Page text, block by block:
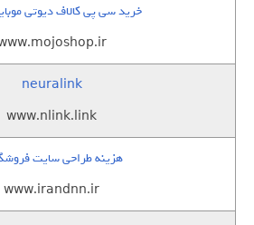
خرید سی پی کالاف دیوتی
neuralink
www.nlink.link
هزینه طراحی سایت
www.irandnn.ir